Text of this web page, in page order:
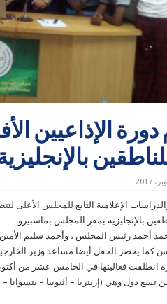
الإذاعيين
الإعلامية التابع للمجلس الأعلى
بالإنجليزية بمقر المجلس بماسبيرو.
أحمد رئيس المجلس ، وأحمد سليم الأمين
كما يحضر الحفل أيضا مساعد وزير
انطلقت فعاليتها في الخامس عشر من
تسع دول وهي (إريتريا – أثيوبيا – بتسوانا